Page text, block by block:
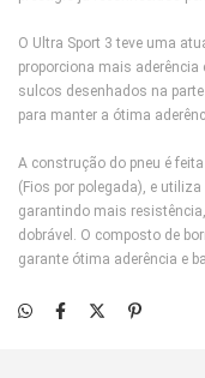
O Ultra Sport 3 teve uma
proporciona mais
sulcos desenhados na
para manter a ótima
A construção do pneu é
(Fios por polegada), e
garantindo mais
dobrável. O composto de
garante ótima aderência e